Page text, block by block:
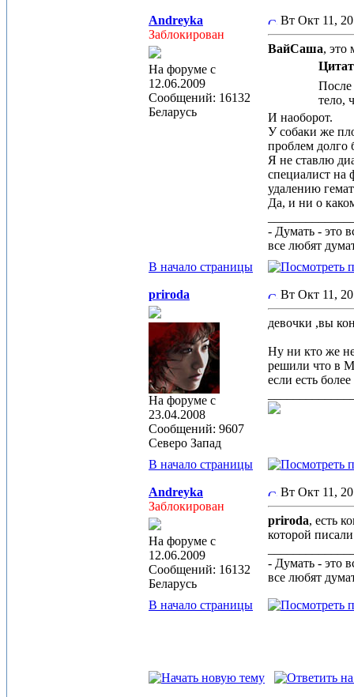
Andreyka
Заблокирован
На форуме с
12.06.2009
Сообщений: 16132
Беларусь
Вт Окт 11,
ВайСаша, это
После
тело,
И наоборот.
У собаки же
проблем
Я не ставлю
специалист на
удалению
Да, и ни о
- Думать - это
все любят
В начало страницы
priroda
На форуме с
23.04.2008
Сообщений: 9607
Северо Запад
Вт Окт 11,
девочки ,вы
Ну ни кто же не
решили что в
если есть
В начало страницы
Andreyka
Заблокирован
На форуме с
12.06.2009
Сообщений: 16132
Беларусь
Вт Окт 11,
priroda, есть
которой
- Думать - это
все любят
В начало страницы